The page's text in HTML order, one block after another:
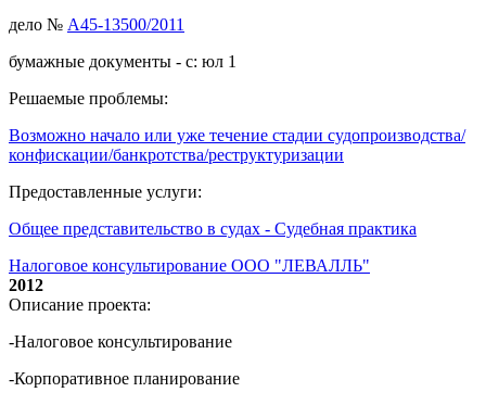
дело № А45-13500/2011
бумажные документы - с: юл 1
Решаемые проблемы:
Возможно начало или уже течение стадии судопроизводства/
конфискации/банкротства/реструктуризации
Предоставленные услуги:
Общее представительство в судах - Судебная практика
Налоговое консультирование ООО "ЛЕВАЛЛЬ"
2012
Описание проекта:
-Налоговое консультирование
-Корпоративное планирование